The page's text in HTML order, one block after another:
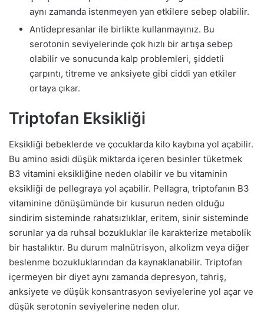
aynı zamanda istenmeyen yan etkilere sebep olabilir.
Antidepresanlar ile birlikte kullanmayınız. Bu
serotonin seviyelerinde çok hızlı bir artışa sebep
olabilir ve sonucunda kalp problemleri, şiddetli
çarpıntı, titreme ve anksiyete gibi ciddi yan etkiler
ortaya çıkar.
Triptofan Eksikliği
Eksikliği bebeklerde ve çocuklarda kilo kaybına yol açabilir.
Bu amino asidi düşük miktarda içeren besinler tüketmek
B3 vitamini eksikliğine neden olabilir ve bu vitaminin
eksikliği de pellegraya yol açabilir. Pellagra, triptofanın B3
vitaminine dönüşümünde bir kusurun neden olduğu
sindirim sisteminde rahatsızlıklar, eritem, sinir sisteminde
sorunlar ya da ruhsal bozukluklar ile karakterize metabolik
bir hastalıktır. Bu durum malnütrisyon, alkolizm veya diğer
beslenme bozukluklarından da kaynaklanabilir. Triptofan
içermeyen bir diyet aynı zamanda depresyon, tahriş,
anksiyete ve düşük konsantrasyon seviyelerine yol açar ve
düşük serotonin seviyelerine neden olur.